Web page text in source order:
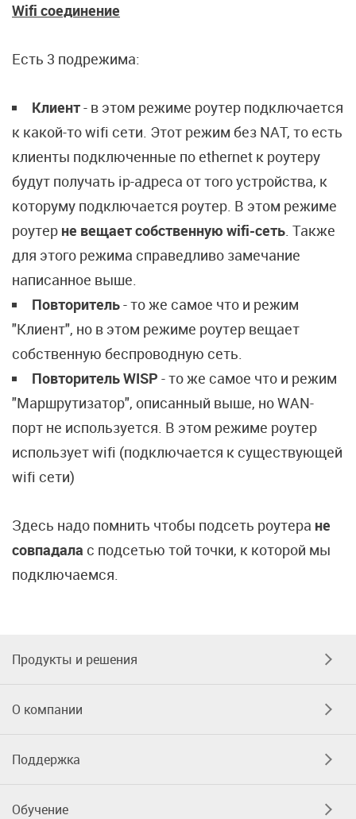
Wifi соединение
Есть 3 подрежима:
Клиент- в этом режиме роутер подключается
к какой-то wifi сети. Этот режим без NAT, то есть
клиенты подключенные по ethernet к роутеру
будут получать ip-адреса от того устройства, к
которуму подключается роутер. В этом режиме
роутер не вещает собственную wifi-сеть. Также
для этого режима справедливо замечание
написанное выше.
Повторитель- то же самое что и режим
"Клиент", но в этом режиме роутер вещает
собственную беспроводную сеть.
Повторитель WISP - то же самое что и режим
"Маршрутизатор", описанный выше, но WAN-
порт не используется. В этом режиме роутер
использует wifi (подключается к существующей
wifi сети)
Здесь надо помнить чтобы подсеть роутера не
совпадала с подсетью той точки, к которой мы
подключаемся.
Продукты и решения
О компании
Поддержка
Обучение